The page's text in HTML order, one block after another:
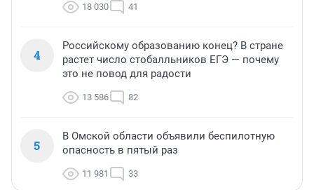
18 030 41
4
Российскому образованию конец? В стране
растет число стобалльников ЕГЭ — почему
это не повод для радости
13 586 82
5
В Омской области объявили беспилотную
опасность в пятый раз
11 981 33